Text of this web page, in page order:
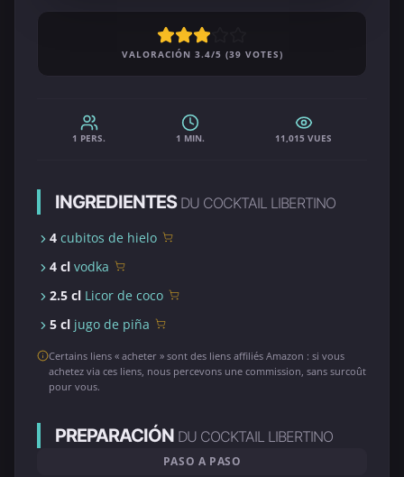
VALORACIÓN 3.4/5 (39 VOTES)
1 PERS. 1 MIN. 11,015 VUES
INGREDIENTES DU COCKTAIL LIBERTINO
4 cubitos de hielo
4 cl vodka
2.5 cl Licor de coco
5 cl jugo de piña
Certains liens « acheter » sont des liens affiliés Amazon : si vous
achetez via ces liens, nous percevons une commission, sans surcoût
pour vous.
PREPARACIÓN DU COCKTAIL LIBERTINO
PASO A PASO